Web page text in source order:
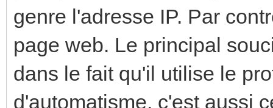
genre l'adresse IP. Par
page web. Le principal
dans le fait qu'il utilise le
d'automatisme, c'est aussi